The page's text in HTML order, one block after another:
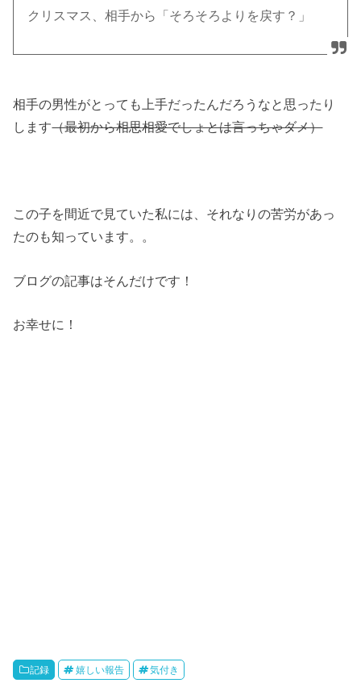
クリスマス、相手から「そろそろよりを戻す？」
相手の男性がとっても上手だったんだろうなと思ったり
します（最初から相思相愛でしょとは言っちゃダメ）
この子を間近で見ていた私には、それなりの苦労があっ
たのも知っています。。
ブログの記事はそんだけです！
お幸せに！
記録 嬉しい報告 気付き